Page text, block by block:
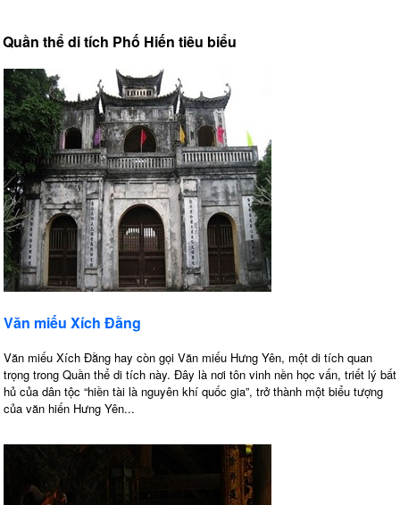
Quần thể di tích Phố Hiến tiêu biểu
Văn miếu Xích Đằng
Văn miếu Xích Đằng hay còn gọi Văn miếu Hưng Yên, một di tích quan
trọng trong Quần thể di tích này. Đây là nơi tôn vinh nền học vấn, triết lý bất
hủ của dân tộc “hiền tài là nguyên khí quốc gia”, trở thành một biểu tượng
của văn hiến Hưng Yên...